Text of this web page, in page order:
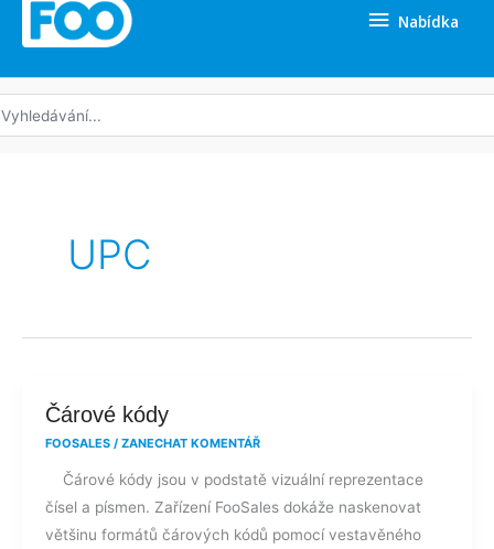
Nabídka
UPC
Čárové kódy
FOOSALES / ZANECHAT KOMENTÁŘ
Čárové kódy jsou v podstatě vizuální reprezentace
čísel a písmen. Zařízení FooSales dokáže naskenovat
většinu formátů čárových kódů pomocí vestavěného
Čárové
kódy